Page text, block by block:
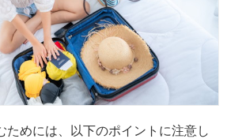
ためには、以下のポイントに注意し